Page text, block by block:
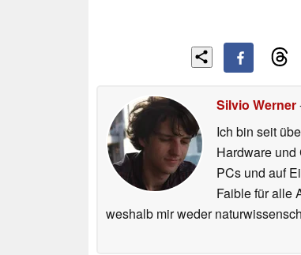
Silvio Werner
Ich bin seit
Hardware
PCs und auf
Faible für alle
weshalb mir weder